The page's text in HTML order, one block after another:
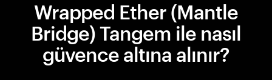
Wrapped Ether (Mantle
Bridge) Tangem ile nasıl
güvence altına alınır?